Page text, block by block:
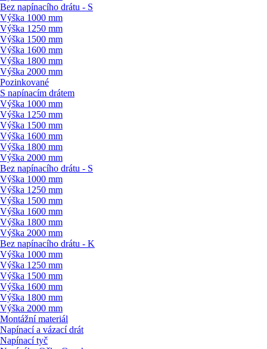
Bez napínacího drátu - S
Výška 1000 mm
Výška 1250 mm
Výška 1500 mm
Výška 1600 mm
Výška 1800 mm
Výška 2000 mm
Pozinkované
S napínacím drátem
Výška 1000 mm
Výška 1250 mm
Výška 1500 mm
Výška 1600 mm
Výška 1800 mm
Výška 2000 mm
Bez napínacího drátu - S
Výška 1000 mm
Výška 1250 mm
Výška 1500 mm
Výška 1600 mm
Výška 1800 mm
Výška 2000 mm
Bez napínacího drátu - K
Výška 1000 mm
Výška 1250 mm
Výška 1500 mm
Výška 1600 mm
Výška 1800 mm
Výška 2000 mm
Montážní materiál
Napínací a vázací drát
Napínací tyč